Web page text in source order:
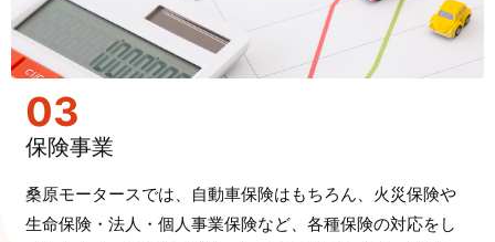
03
保険事業
桑原モータースでは、自動車保険はもちろん、火災保険や
生命保険・法人・個人事業保険など、各種保険の対応をし